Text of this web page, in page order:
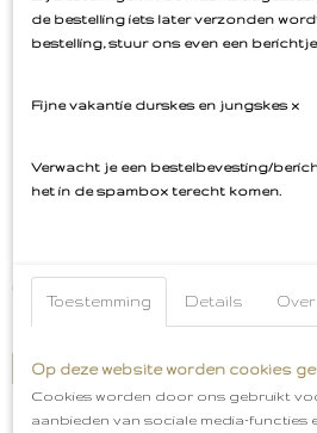
Oeteldonk Rugembleem
€ 18,99
Op voorraad
IN WINKELWAGEN
de bestelling iets later verzonden
bestelling, stuur ons even een
Fijne vakantie durskes en jungskes x
Verwacht je een bestelbevesting/
het in de spambox terecht komen.
Toestemming Details Over
Op deze website worden cookies
Cookies worden door ons gebruikt
aanbieden van sociale media-functies